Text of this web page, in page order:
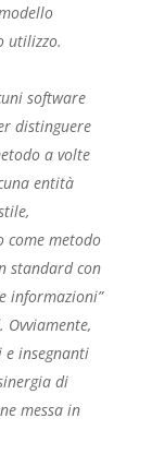
utilizzo.
software
distinguere
a volte
entità
come metodo
standard con
informazioni”
insegnanti
di
messa in